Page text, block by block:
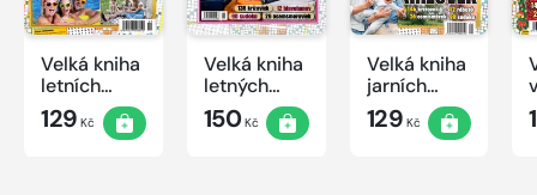
Velká kniha
letních
křížovek
2026
129 Kč
Velká kniha
letných
krížoviek s
TV JOJ
150Kč
Velká kniha
jarních
křížovek
2026
129 Kč